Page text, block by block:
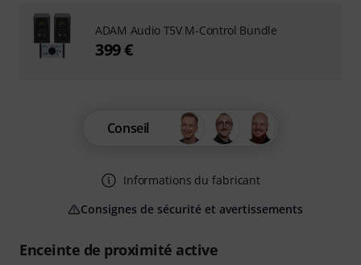
Enceinte de proximité active
Conseil
Informations du fabricant
Consignes de sécurité et avertissements
ADAM Audio T5V M-Control Bundle
399 €